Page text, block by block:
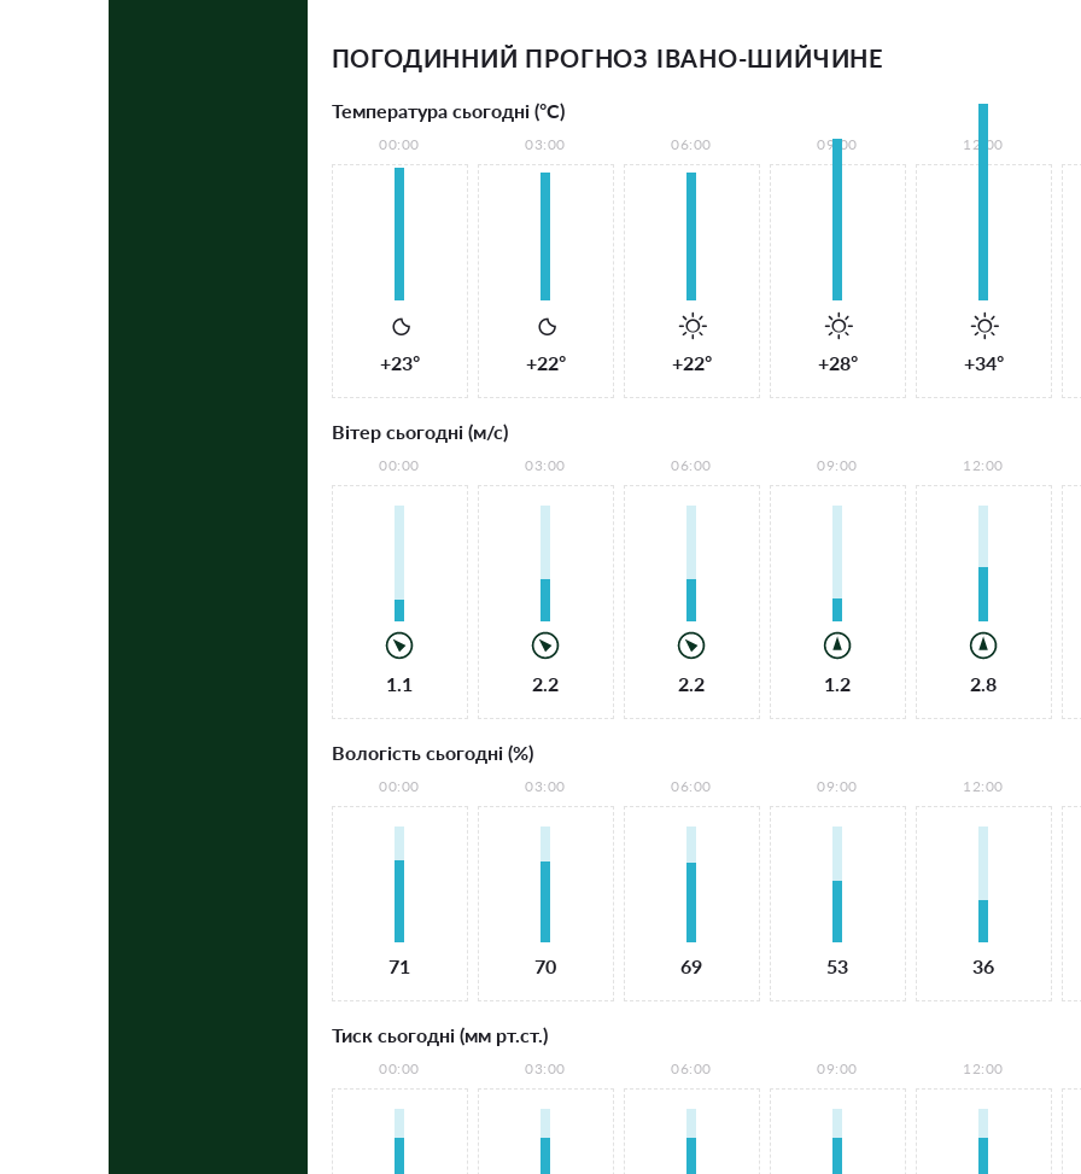
ПОГОДИННИЙ ПРОГНОЗ ІВАНО-ШИЙЧИНЕ
Температура сьогодні (°С)
00:00
+23°
03:00
+22°
06:00
+22°
09:00
+28°
12:00
+34°
Вітер сьогодні (м/с)
00:00
1.1
03:00
2.2
06:00
2.2
09:00
1.2
12:00
2.8
Вологість сьогодні (%)
00:00
71
03:00
70
06:00
69
09:00
53
12:00
36
Тиск сьогодні (мм рт.ст.)
00:00 03:00 06:00 09:00 12:00